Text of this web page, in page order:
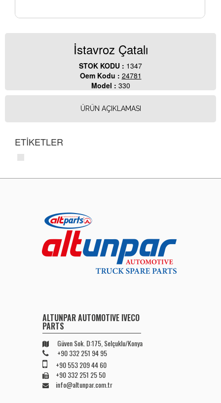
İstavroz Çatalı
STOK KODU : 1347
Oem Kodu : 24781
Model : 330
ÜRÜN AÇIKLAMASI
ETİKETLER
ALTUNPAR AUTOMOTIVE IVECO
PARTS
Güven Sok. D:175, Selçuklu/Konya
+90 332 251 94 95
+90 553 209 44 60
+90 332 251 25 50
info@altunpar.com.tr